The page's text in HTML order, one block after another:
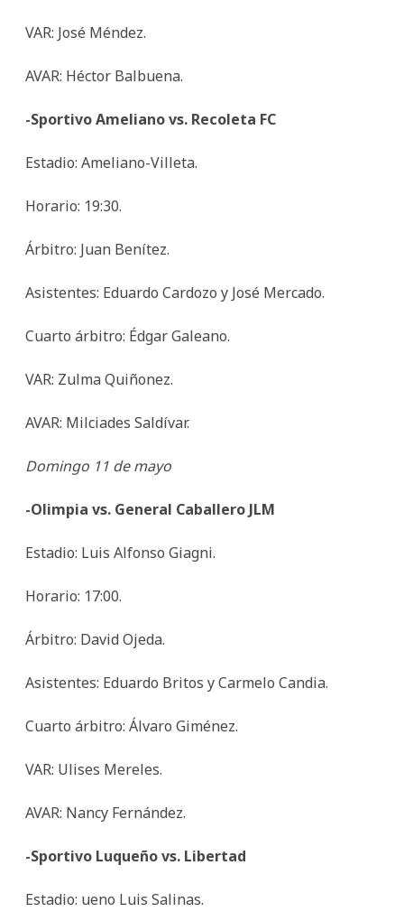
VAR: José Méndez.
AVAR: Héctor Balbuena.
-Sportivo Ameliano vs. Recoleta FC
Estadio: Ameliano-Villeta.
Horario: 19:30.
Árbitro: Juan Benítez.
Asistentes: Eduardo Cardozo y José Mercado.
Cuarto árbitro: Édgar Galeano.
VAR: Zulma Quiñonez.
AVAR: Milciades Saldívar.
Domingo 11 de mayo
-Olimpia vs. General Caballero JLM
Estadio: Luis Alfonso Giagni.
Horario: 17:00.
Árbitro: David Ojeda.
Asistentes: Eduardo Britos y Carmelo Candia.
Cuarto árbitro: Álvaro Giménez.
VAR: Ulises Mereles.
AVAR: Nancy Fernández.
-Sportivo Luqueño vs. Libertad
Estadio: ueno Luis Salinas.